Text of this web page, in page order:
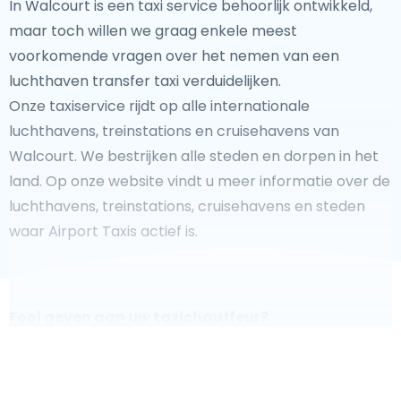
In Walcourt is een taxi service behoorlijk ontwikkeld,
maar toch willen we graag enkele meest
voorkomende vragen over het nemen van een
luchthaven transfer taxi verduidelijken.
Onze taxiservice rijdt op alle internationale
luchthavens, treinstations en cruisehavens van
Walcourt. We bestrijken alle steden en dorpen in het
land. Op onze website vindt u meer informatie over de
luchthavens, treinstations, cruisehavens en steden
waar Airport Taxis actief is.